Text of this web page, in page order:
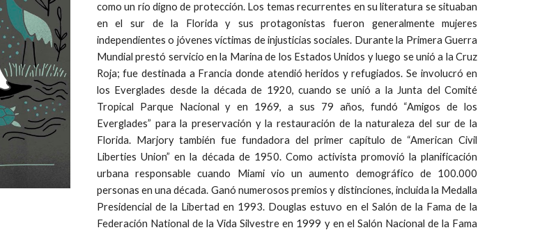
como un río digno de protección. Los temas recurrentes en su literatura se situaban
en el sur de la Florida y sus protagonistas fueron generalmente mujeres
independientes o jóvenes víctimas de injusticias sociales. Durante la Primera Guerra
Mundial prestó servicio en la Marina de los Estados Unidos y luego se unió a la Cruz
Roja; fue destinada a Francia donde atendió heridos y refugiados. Se involucró en
los Everglades desde la década de 1920, cuando se unió a la Junta del Comité
Tropical Parque Nacional y en 1969, a sus 79 años, fundó “Amigos de los
Everglades” para la preservación y la restauración de la naturaleza del sur de la
Florida. Marjory también fue fundadora del primer capítulo de “American Civil
Liberties Union” en la década de 1950. Como activista promovió la planificación
urbana responsable cuando Miami vio un aumento demográfico de 100.000
personas en una década. Ganó numerosos premios y distinciones, incluida la Medalla
Presidencial de la Libertad en 1993. Douglas estuvo en el Salón de la Fama de la
Federación National de la Vida Silvestre en 1999 y en el Salón Nacional de la Fama